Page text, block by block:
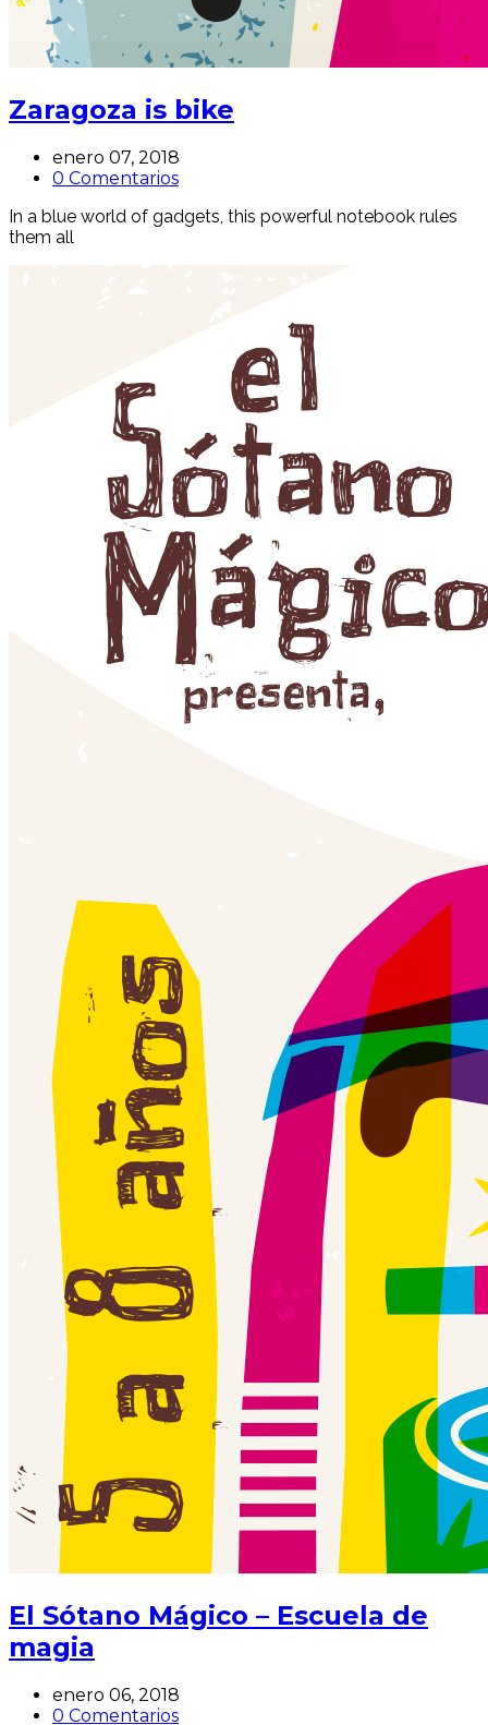
Zaragoza is bike
enero 07, 2018
0 Comentarios
In a blue world of gadgets, this powerful notebook rules
them all
El Sótano Mágico – Escuela de
magia
enero 06, 2018
0 Comentarios